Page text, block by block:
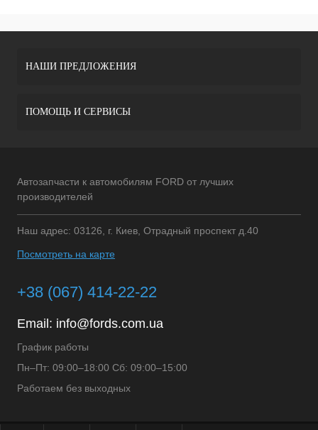
НАШИ ПРЕДЛОЖЕНИЯ
ПОМОЩЬ И СЕРВИСЫ
Автозапчасти к автомобилям FORD от лучших
производителей
Наш адрес: 03126, г. Киев, Отрадный проспект д.40
Посмотреть на карте
+38 (067) 414-22-22
Email: info@fords.com.ua
График работы
Пн–Пт: 09:00–18:00 Сб: 09:00–15:00
Работаем без выходных